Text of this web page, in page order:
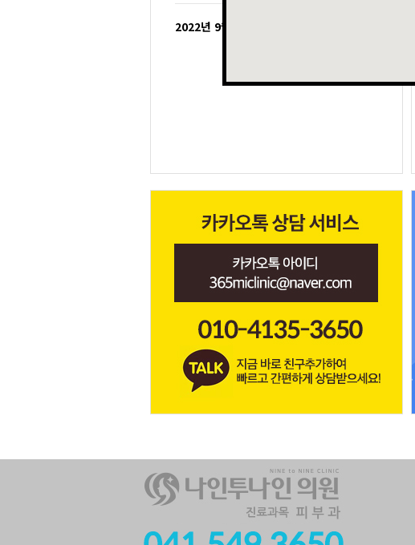
2022년 9월9일~2022년…